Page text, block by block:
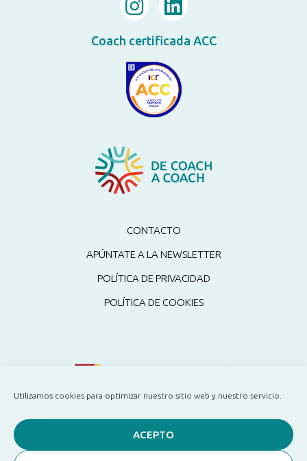
Utilizamos cookies para optimizar nuestro sitio web y nuestro servicio.
ACEPTO
CONTACTO
APÚNTATE A LA NEWSLETTER
POLÍTICA DE PRIVACIDAD
POLÍTICA DE COOKIES
Coach certificada ACC